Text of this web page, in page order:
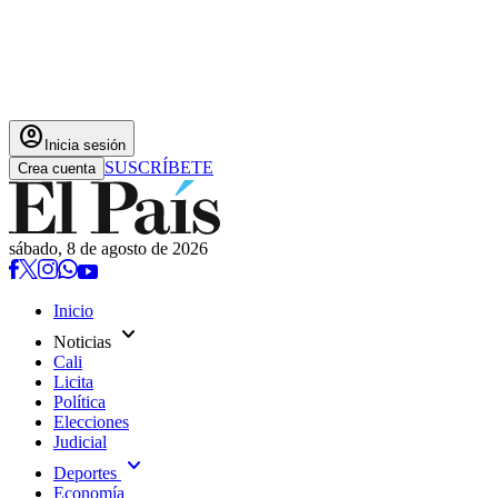
account_circle Inicia sesión
Crea cuenta SUSCRÍBETE
sábado, 8 de agosto de 2026
Inicio
Noticias expand_more
Cali
Licita
Política
Elecciones
Judicial
Deportes expand_more
Economía